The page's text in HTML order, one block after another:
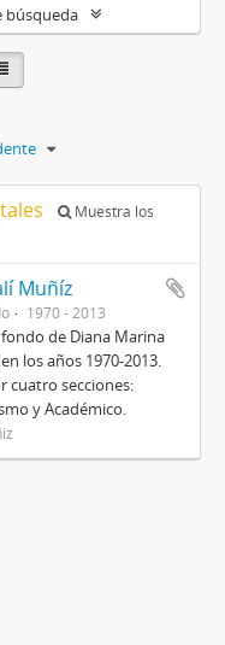
búsqueda
Muestra los
Muñíz
1970 - 2013
de Diana Marina
los años 1970-2013.
cuatro secciones:
y Académico.